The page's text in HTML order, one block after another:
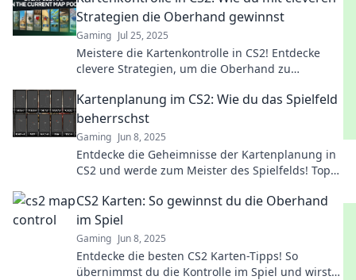
Strategien die Oberhand gewinnst
Gaming Jul 25, 2025
Meistere die Kartenkontrolle in CS2! Entdecke
clevere Strategien, um die Oberhand zu
Kartenplanung im CS2: Wie du das Spielfeld
beherrschst
Gaming Jun 8, 2025
Entdecke die Geheimnisse der Kartenplanung in
CS2 und werde zum Meister des Spielfelds! Top
CS2 Karten: So gewinnst du die Oberhand
im Spiel
Gaming Jun 8, 2025
Entdecke die besten CS2 Karten-Tipps! So
übernimmst du die Kontrolle im Spiel und wirst